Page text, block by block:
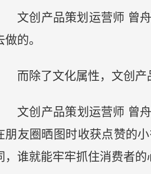
文创产品策划运营师 曾
做的。
而除了文化属性，文创
文创产品策划运营师 曾
朋友圈晒图时收获点赞的
，谁就能牢牢抓住消费者的